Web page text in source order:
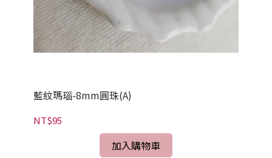
藍紋瑪瑙-8mm圓珠(A)
NT$95
加入購物車